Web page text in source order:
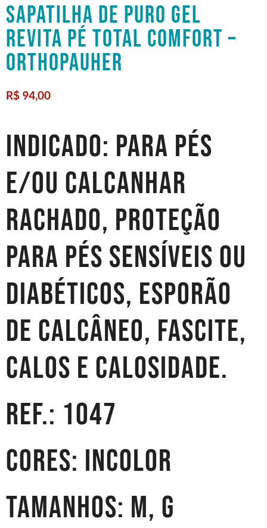
SAPATILHA DE PURO GEL
REVITA PÉ TOTAL COMFORT –
ORTHOPAUHER
R$ 94,00
Indicado: Para pés
e/ou calcanhar
rachado, proteção
para pés sensíveis ou
diabéticos, esporão
de calcâneo, fascite,
calos e calosidade.
REF.: 1047
CORES: Incolor
TAMANHOS: M, G